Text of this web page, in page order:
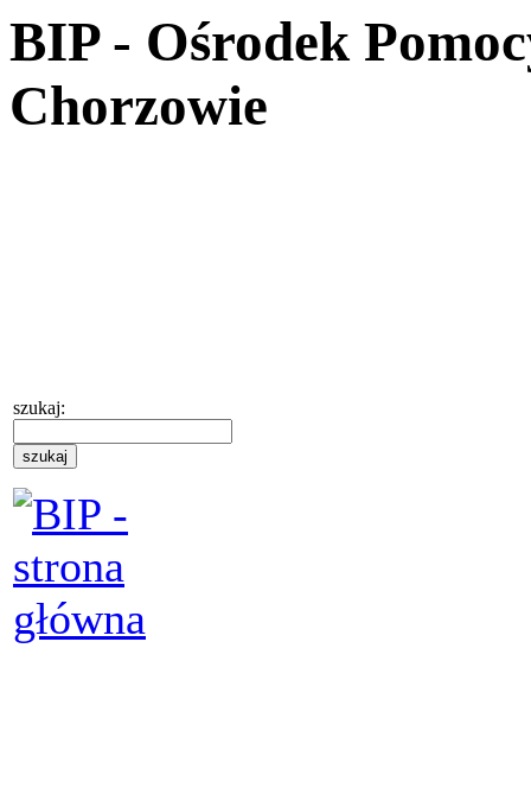
BIP - Ośrodek
Chorzowie
szukaj: